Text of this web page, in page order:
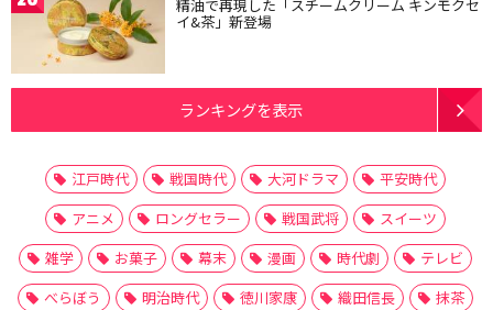
精油で再現した「スチームクリーム キンモクセ
イ&茶」新登場
ランキングを表示
江戸時代 戦国時代 大河ドラマ
平安時代
アニメ
ロングセラー 戦国武将
スイーツ
雑学
お菓子 幕末 漫画 時代劇
テレビ
べらぼう
明治時代 徳川家康 織田信長
抹茶